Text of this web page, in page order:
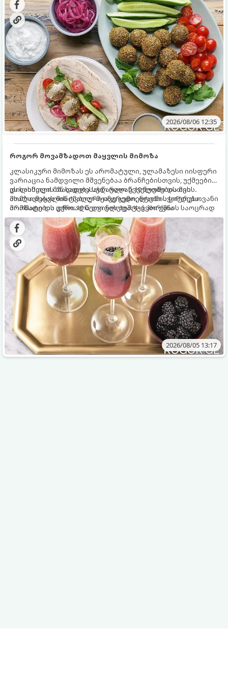
2026/08/06 12:35
როგორ მოვამზადოთ მაყვლის მიმოზა
კლასიკური მიმოზას ეს არომატული, ულამაზესი იისფერი
ვარიაცია ნამდვილი მშვენებაა ბრანჩებისთვის, უქმეების
დილისთვის ან სადღესასწაულო წვეულებებისთვის.
ახალი მაყვლის ტკბილ-მჟავე გემო, ლაიმის ციტრუსოვანი
არომატი და ცქრიალა ღვინის ბუშტუკები ქმნის საოცრად
დახვეწილ და მაგრილებელ კოქტეილს.
ეს სასმელი მზადდება სულ რაღაც 10 წუთში და მის
მომზადებას მინიმალური ინგრედიენტები სჭირდება.
მომზადების დრო: 10 წუთი ულუფა: 4–6 პორცია
2026/08/05 13:17